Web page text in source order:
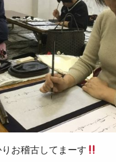
お稽古してまーす